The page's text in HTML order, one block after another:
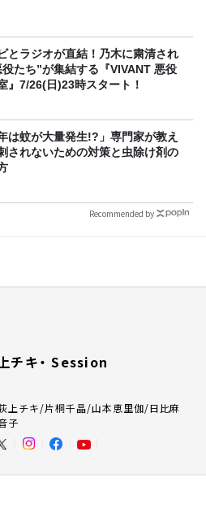
とラジオが直結！乃木に粛清され
役たち”が集結する『VIVANT 悪役
』7/26(日)23時スタート！
年は蚊が大量発生!?」専門家が教え
されないための対策と虫除け剤の
Recommended by
チキ・ Session
上チキ/片桐千晶/山本恵里伽/日比麻
子